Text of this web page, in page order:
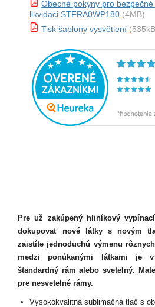
Obecné pokyny pro
likvidaci STFRA0WP180 (4MB)
Tisk šablony vysvětlení
Pre už zakúpený hliníkový
dokupovať nové látky s novým
zaistíte jednoduchú výmenu
medzi ponúkanými látkami je
štandardný rám alebo svetelný.
pre nesvetelné rámy.
Vysokokvalitná sublimačná tlač s